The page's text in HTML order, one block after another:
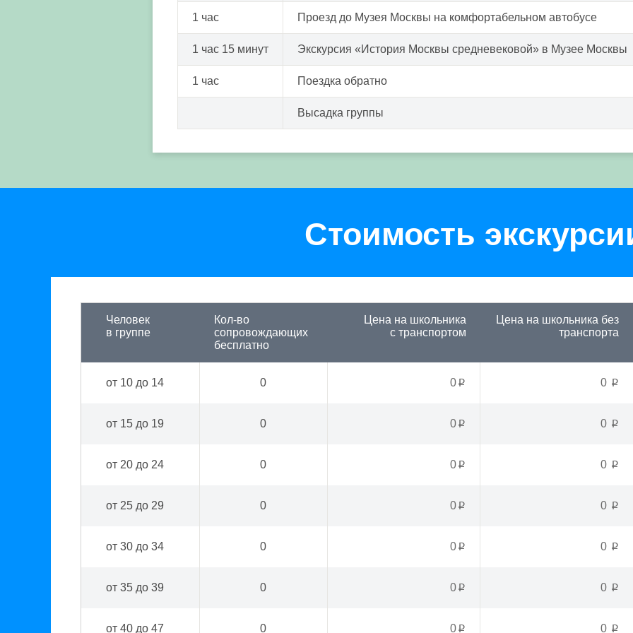
1 час Проезд до Музея Москвы на комфортабельном автобусе
1 час 15 минут Экскурсия «История Москвы средневековой» в Музее Москвы
1 час Поездка обратно
Высадка группы
Стоимость
Цена на школьника
с транспортом
Цена на школьника без
транспорта
Человек
в группе
Кол-во
сопровождающих
бесплатно
0p 0 p
от 10 до 14 0
0p 0 p
от 15 до 19 0
0p 0 p
от 20 до 24 0
0p 0 p
от 25 до 29 0
0p 0 p
от 30 до 34 0
0p 0 p
от 35 до 39 0
0p 0 p
от 40 до 47 0